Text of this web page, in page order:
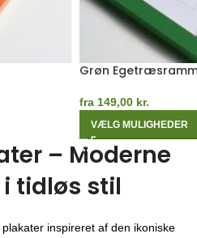
Grøn
fra 149,00 kr.
VÆLG MULIGHEDER
– Moderne
tidløs stil
inspireret af den ikoniske